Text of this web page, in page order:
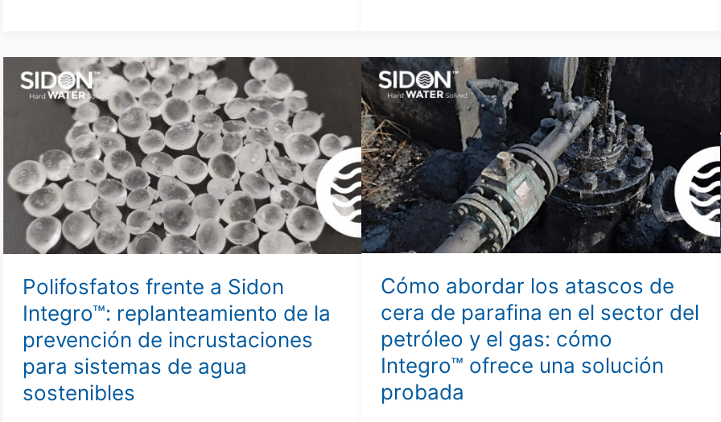
Polifosfatos frente a Sidon
Integro™: replanteamiento de la
prevención de incrustaciones
para sistemas de agua
sostenibles
Polifosfatos
frente
Integro™:
replanteamiento
de
la
prevención
de
incrustaciones
para
sistemas
de
agua
sostenibles
Cómo abordar los atascos de
cera de parafina en el sector del
petróleo y el gas: cómo
Integro™ ofrece una solución
probada
Cómo
abordar
los
atascos
de
cera
de
parafina
en
el
sector
del
petróleo
y
el
cómo